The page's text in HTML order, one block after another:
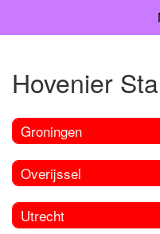
Hovenier
Groningen
Overijssel
Utrecht